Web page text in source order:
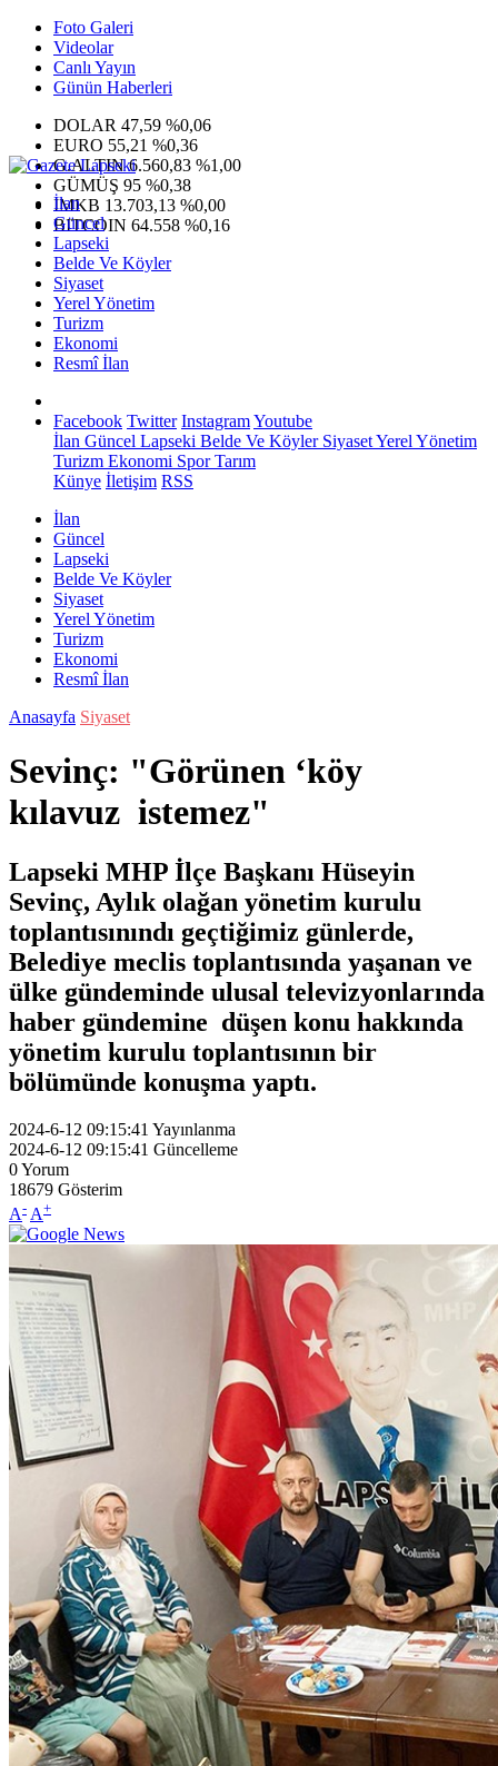
Foto Galeri
Videolar
Canlı Yayın
Günün Haberleri
DOLAR 47,59 %0,06
EURO 55,21 %0,36
G.ALTIN6.560,83 %1,00
GÜMÜŞ 95 %0,38
IMKB 13.703,13 %0,00
BITCOIN 64.558 %0,16
İlan
Güncel
Lapseki
Belde Ve Köyler
Siyaset
Yerel Yönetim
Turizm
Ekonomi
Resmî İlan
Facebook Twitter InstagramYoutube
İlan Güncel Lapseki Belde Ve KöylerSiyasetYerel Yönetim
Turizm Ekonomi SporTarım
Künye İletişim RSS
İlan
Güncel
Lapseki
Belde Ve Köyler
Siyaset
Yerel Yönetim
Turizm
Ekonomi
Resmî İlan
Anasayfa Siyaset
Sevinç: "Görünen ‘köy
kılavuz istemez"
Lapseki MHP İlçe Başkanı Hüseyin
Sevinç, Aylık olağan yönetim kurulu
toplantısınındı geçtiğimiz günlerde,
Belediye meclis toplantısında yaşanan ve
ülke gündeminde ulusal televizyonlarında
haber gündemine düşen konu hakkında
yönetim kurulu toplantısının bir
bölümünde konuşma yaptı.
2024-6-12 09:15:41 Yayınlanma
2024-6-12 09:15:41 Güncelleme
0Yorum
18679 Gösterim
A- A+